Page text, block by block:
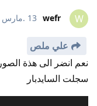
W
wefr 13 .مارس 2024
علي ملص
نعم انضر الى هذة الصور
سجلت السايدبار